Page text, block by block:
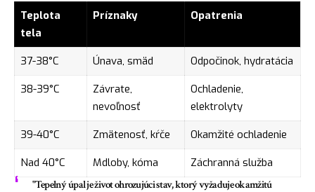
Teplota
tela
Príznaky Opatrenia
37-38°C Únava, smäd
Odpočinok, hydratácia
38-39°C
Závrate,
nevoľnosť
Ochladenie,
elektrolyty
39-40°C
Zmätenosť, kŕče
Okamžité ochladenie
Nad 40°C
Mdloby, kóma Záchranná služba
"Tepelný úpal je život ohrozujúci stav, ktorý vyžaduje okamžitú